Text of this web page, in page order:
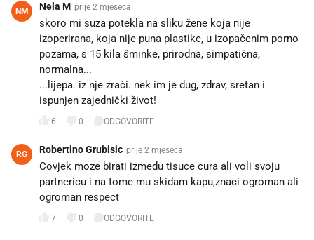
NM Nela M prije 2 mjeseca
skoro mi suza potekla na sliku žene koja nije
izoperirana, koja nije puna plastike, u izopačenim porno
pozama, s 15 kila šminke, prirodna, simpatična,
normalna...
...lijepa. iz nje zrači. nek im je dug, zdrav, sretan i
ispunjen zajednički život!
6 0 ODGOVORITE
RG Robertino Grubisic prije 2 mjeseca
Covjek moze birati izmedu tisuce cura ali voli svoju
partnericu i na tome mu skidam kapu,znaci ogroman ali
ogroman respect
7 0 ODGOVORITE